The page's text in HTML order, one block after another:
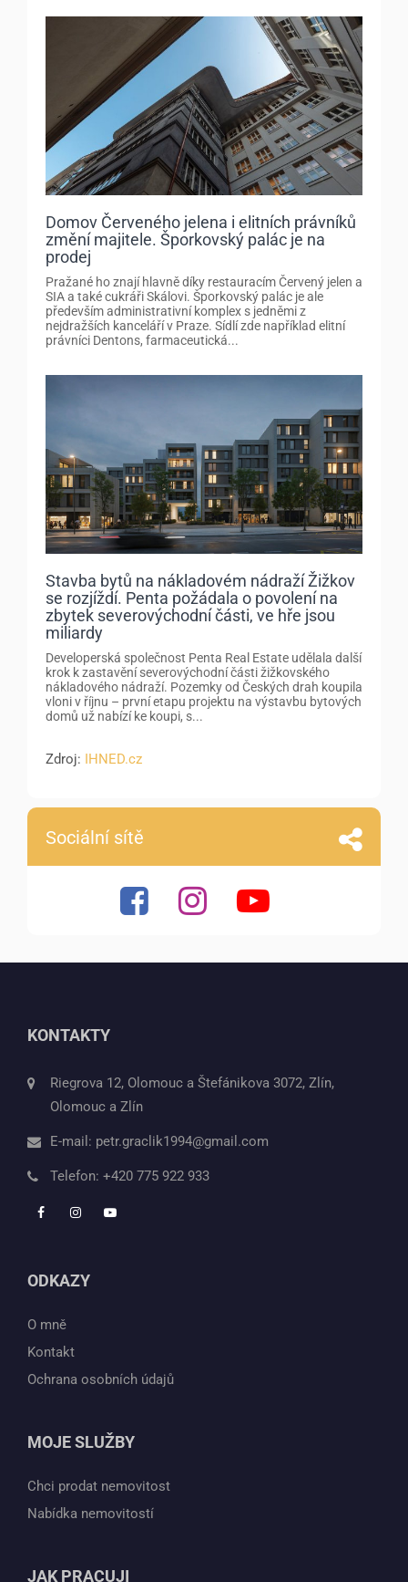
Domov Červeného jelena i elitních právníků
změní majitele. Šporkovský palác je na
prodej
Pražané ho znají hlavně díky restauracím Červený jelen a
SIA a také cukráři Skálovi. Šporkovský palác je ale
především administrativní komplex s jedněmi z
nejdražších kanceláří v Praze. Sídlí zde například elitní
právníci Dentons, farmaceutická...
Stavba bytů na nákladovém nádraží Žižkov
se rozjíždí. Penta požádala o povolení na
zbytek severovýchodní části, ve hře jsou
miliardy
Developerská společnost Penta Real Estate udělala další
krok k zastavění severovýchodní části žižkovského
nákladového nádraží. Pozemky od Českých drah koupila
vloni v říjnu – první etapu projektu na výstavbu bytových
domů už nabízí ke koupi, s...
Zdroj: IHNED.cz
Sociální sítě
KONTAKTY
Riegrova 12, Olomouc a Štefánikova 3072, Zlín,
Olomouc a Zlín
E-mail: petr.graclik1994@gmail.com
Telefon: +420 775 922 933
ODKAZY
O mně
Kontakt
Ochrana osobních údajů
MOJE SLUŽBY
Chci prodat nemovitost
Nabídka nemovitostí
JAK PRACUJI